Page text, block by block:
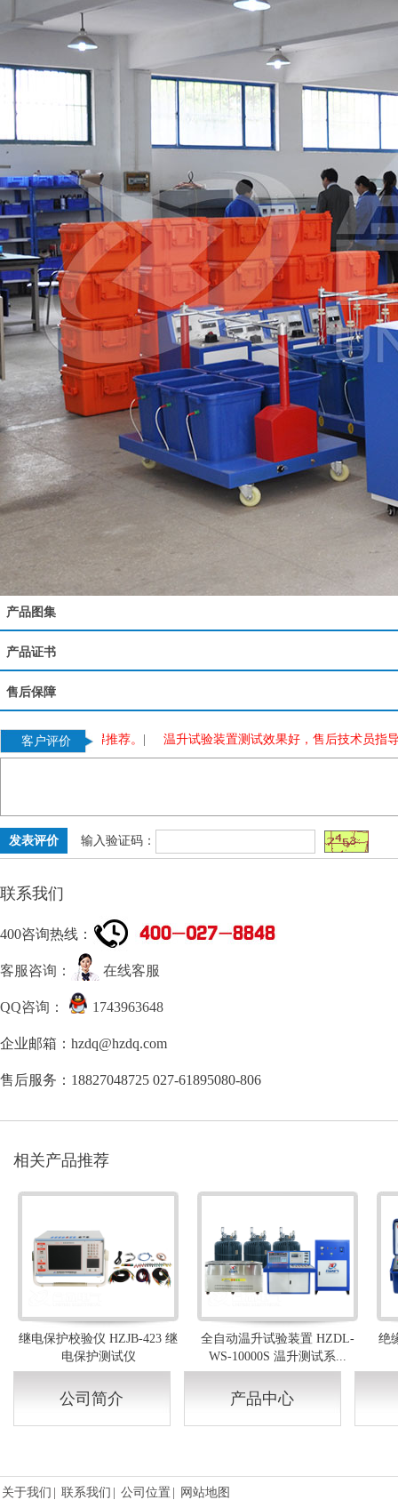
产品图集
产品证书
售后保障
客户评价 |
量好，值得推荐。 温升试验装置测试效果好，售后技术员指导也很
输入验证码：
联系我们
400咨询热线：
客服咨询： 在线客服
QQ咨询： 1743963648
企业邮箱：hzdq@hzdq.com
售后服务：18827048725 027-61895080-806
相关产品推荐
继电保护校验仪 HZJB-423 继
电保护测试仪
全自动温升试验装置 HZDL-
WS-10000S 温升测试系...
绝
公司简介 产品中心
关于我们 联系我们 公司位置 网站地图